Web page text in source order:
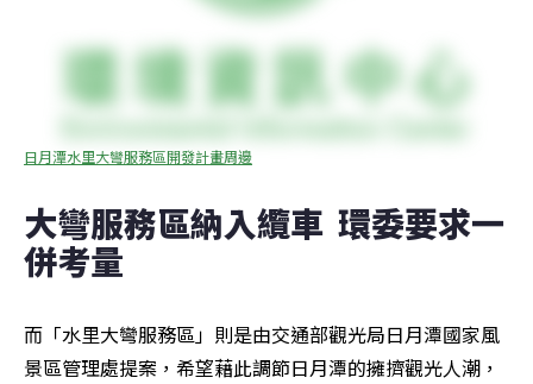
日月潭水里大彎服務區開發計畫周邊
大彎服務區納入纜車  環委要求一
併考量
而「水里大彎服務區」則是由交通部觀光局日月潭國家風
景區管理處提案，希望藉此調節日月潭的擁擠觀光人潮，